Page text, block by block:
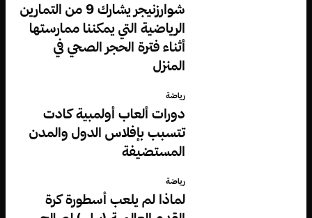
شوارزنيجر يشارك 9 من التمارين
الرياضية التي يمكننا ممارستها
أثناء فترة الحجر الصحي في
المنزل
رياضة
دورات ألعاب أولمبية كادت
تتسبب بإفلاس الدول والمدن
المستضيفة
رياضة
لماذا لم يلعب أسطورة كرة